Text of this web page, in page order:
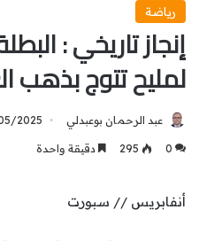
رياضة
إنجاز تاريخي :
لمليح تتوج بذهب
عبد الرحمان بوعبدلي 2025
0
295 دقيقة واحدة
أنفابريس // سبورت